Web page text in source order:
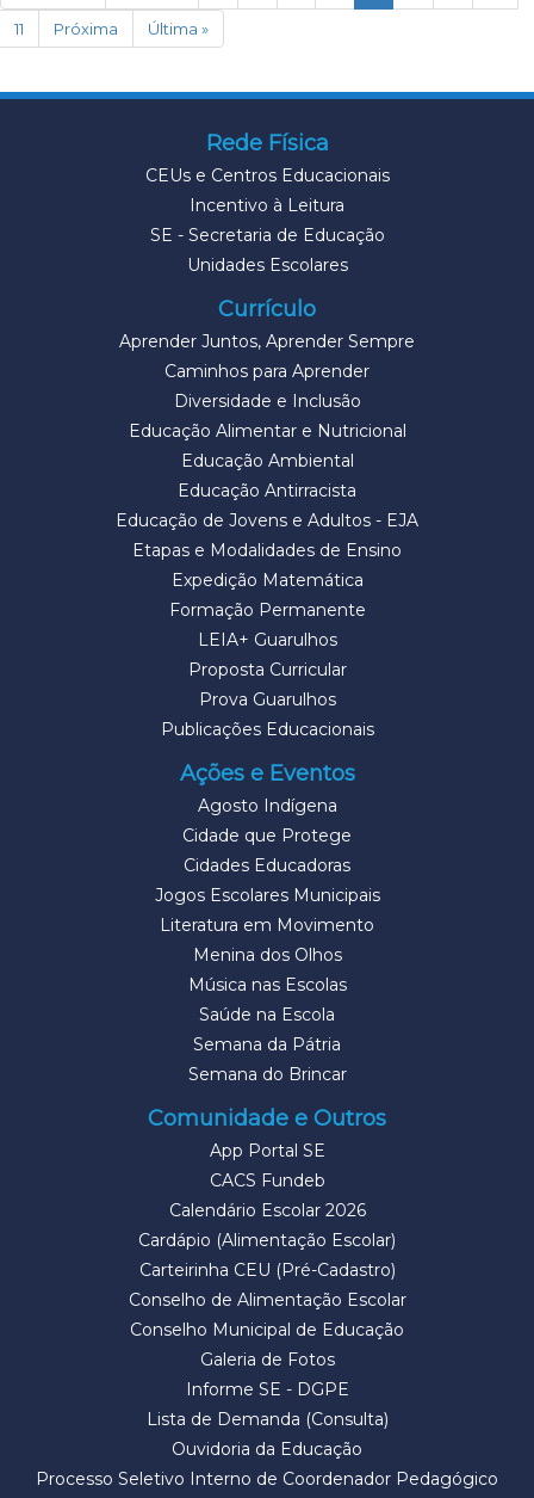
11
Próxima Última »
Rede Física
CEUs e Centros Educacionais
Incentivo à Leitura
SE - Secretaria de Educação
Unidades Escolares
Currículo
Aprender Juntos, Aprender Sempre
Caminhos para Aprender
Diversidade e Inclusão
Educação Alimentar e Nutricional
Educação Ambiental
Educação Antirracista
Educação de Jovens e Adultos - EJA
Etapas e Modalidades de Ensino
Expedição Matemática
Formação Permanente
LEIA+ Guarulhos
Proposta Curricular
Prova Guarulhos
Publicações Educacionais
Ações e Eventos
Agosto Indígena
Cidade que Protege
Cidades Educadoras
Jogos Escolares Municipais
Literatura em Movimento
Menina dos Olhos
Música nas Escolas
Saúde na Escola
Semana da Pátria
Semana do Brincar
Comunidade e Outros
App Portal SE
CACS Fundeb
Calendário Escolar 2026
Cardápio (Alimentação Escolar)
Carteirinha CEU (Pré-Cadastro)
Conselho de Alimentação Escolar
Conselho Municipal de Educação
Galeria de Fotos
Informe SE - DGPE
Lista de Demanda (Consulta)
Ouvidoria da Educação
Processo Seletivo Interno de Coordenador Pedagógico